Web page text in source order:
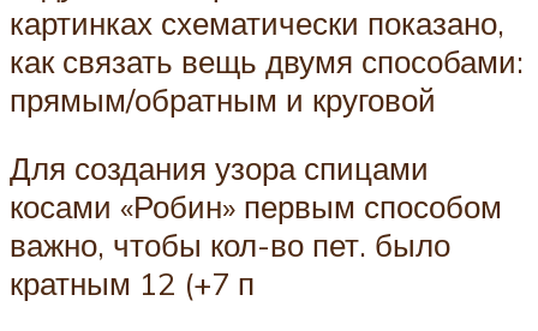
картинках схематически показано,
как связать вещь двумя способами:
прямым/обратным и круговой
Для создания узора спицами
косами «Робин» первым способом
важно, чтобы кол-во пет. было
кратным 12 (+7 п